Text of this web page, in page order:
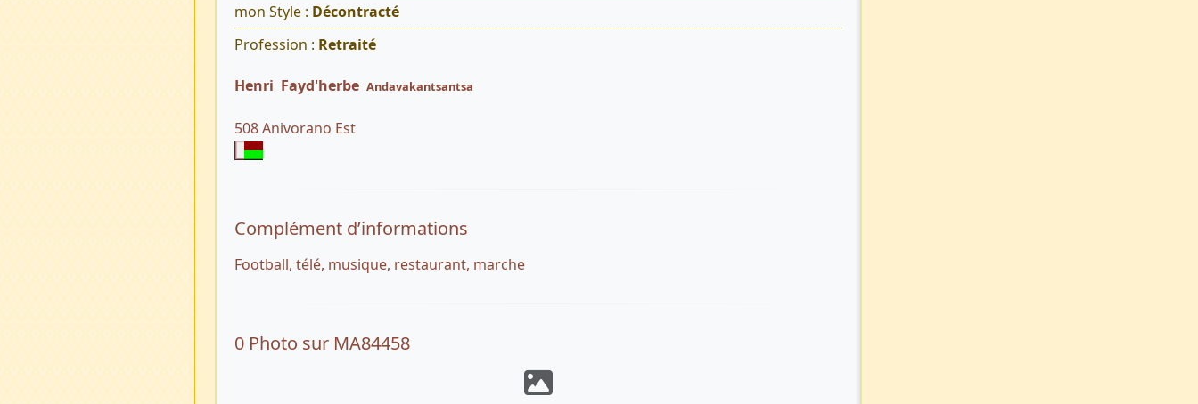
mon Style : Décontracté
Profession : Retraité
Henri Fayd'herbe Andavakantsantsa
508 Anivorano Est
Complément d’informations
Football, télé, musique, restaurant, marche
0 Photo sur MA84458